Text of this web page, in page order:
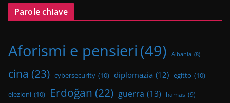
Parole chiave
Aforismi e pensieri (49) Albania (8)
cina (23) cybersecurity (10) diplomazia (12) egitto (10)
elezioni (10) Erdoğan (22) guerra (13) hamas (9)